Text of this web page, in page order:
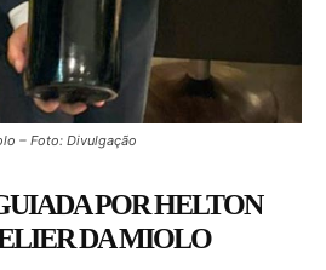
– Foto: Divulgação
POR HELTON
DA MIOLO